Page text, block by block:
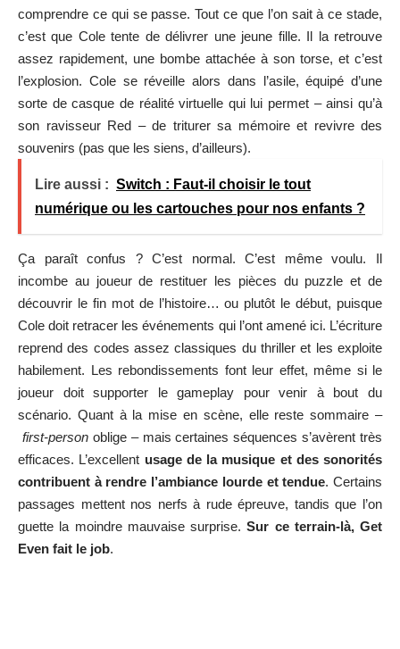
comprendre ce qui se passe. Tout ce que l’on sait à ce stade,
c’est que Cole tente de délivrer une jeune fille. Il la retrouve
assez rapidement, une bombe attachée à son torse, et c’est
l’explosion. Cole se réveille alors dans l’asile, équipé d’une
sorte de casque de réalité virtuelle qui lui permet – ainsi qu’à
son ravisseur Red – de triturer sa mémoire et revivre des
souvenirs (pas que les siens, d’ailleurs).
Lire aussi : Switch : Faut-il choisir le tout
numérique ou les cartouches pour nos enfants ?
Ça paraît confus ? C’est normal. C’est même voulu. Il
incombe au joueur de restituer les pièces du puzzle et de
découvrir le fin mot de l’histoire… ou plutôt le début, puisque
Cole doit retracer les événements qui l’ont amené ici. L’écriture
reprend des codes assez classiques du thriller et les exploite
habilement. Les rebondissements font leur effet, même si le
joueur doit supporter le gameplay pour venir à bout du
scénario. Quant à la mise en scène, elle reste sommaire –
first-personoblige – mais certaines séquences s’avèrent très
efficaces. L’excellent usage de la musique et des sonorités
contribuent à rendre l’ambiance lourde et tendue. Certains
passages mettent nos nerfs à rude épreuve, tandis que l’on
guette la moindre mauvaise surprise.Sur ce terrain-là, Get
Even fait le job.